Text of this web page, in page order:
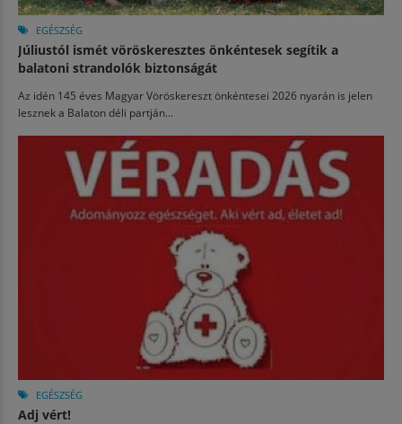
EGÉSZSÉG
Júliustól ismét vöröskeresztes önkéntesek segítik a
balatoni strandolók biztonságát
Az idén 145 éves Magyar Vöröskereszt önkéntesei 2026 nyarán is jelen
lesznek a Balaton déli partján...
EGÉSZSÉG
Adj vért!